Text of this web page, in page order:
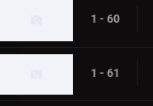
1 - 60
1 - 61